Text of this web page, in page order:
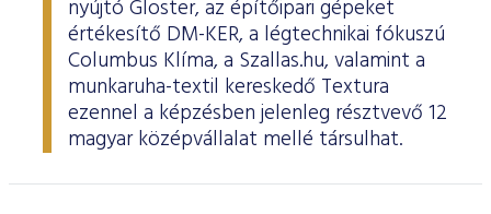
nyújtó Gloster, az építőipari gépeket
értékesítő DM-KER, a légtechnikai fókuszú
Columbus Klíma, a Szallas.hu, valamint a
munkaruha-textil kereskedő Textura
ezennel a képzésben jelenleg résztvevő 12
magyar középvállalat mellé társulhat.